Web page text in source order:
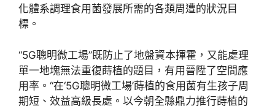
化體系調理食用菌發展所需的各類周遭的狀況目
標。
“5G聰明微工場”既防止了地盤資本揮霍，又能處理
單一地塊無法重復蒔植的題目，有用晉陞了空間應
用率。“在‘5G聰明微工場’蒔植的食用菌有生孩子周
期短、效益高級長處。以今朝全縣鼎力推行蒔植的